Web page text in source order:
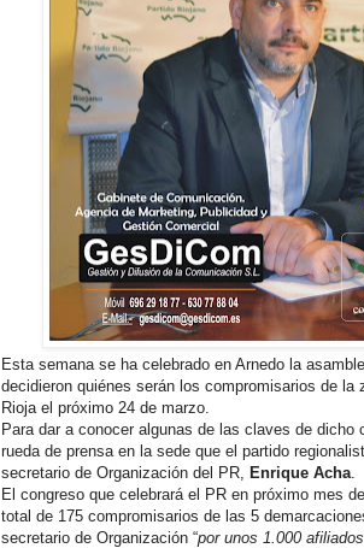
Esta semana se ha celebrado en Arnedo la
decidieron quiénes serán los compromisarios de
Rioja el próximo 24 de marzo.
Para dar a conocer algunas de las claves de
rueda de prensa en la sede que el partido
secretario de Organización del PR,
Enrique Acha
El congreso que celebrará el PR en próximo mes
total de 175 compromisarios de las 5
secretario de Organización “por unos 1.000